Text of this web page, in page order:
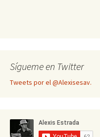
Sígueme en Twitter
Tweets por el @Alexisesav.